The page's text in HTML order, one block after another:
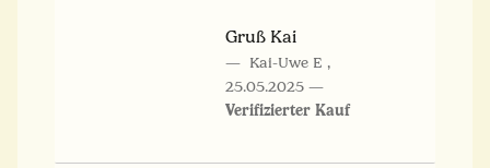
Gruß Kai
Kai-Uwe E ,
25.05.2025
Verifizierter Kauf